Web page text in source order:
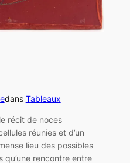
dans Tableaux
récit de noces
réunies et d’un
lieu des possibles
rencontre entre